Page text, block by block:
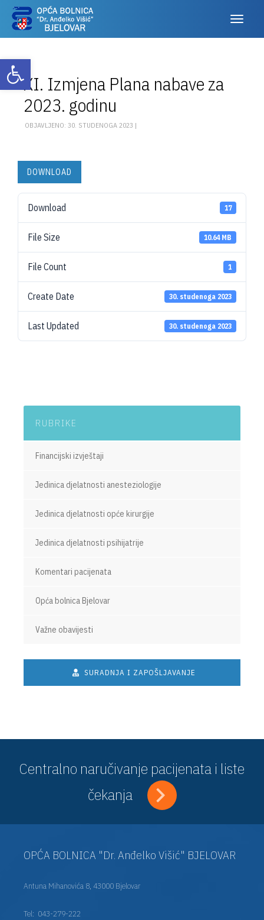
Otvori alatnu traku
XI. Izmjena Plana nabave za
2023. godinu
OBJAVLJENO: 30. STUDENOGA 2023 |
DOWNLOAD
Download 17
File Size 10.64 MB
File Count 1
Create Date 30. studenoga 2023
Last Updated 30. studenoga 2023
RUBRIKE
Financijski izvještaji
Jedinica djelatnosti anesteziologije
Jedinica djelatnosti opće kirurgije
Jedinica djelatnosti psihijatrije
Komentari pacijenata
Opća bolnica Bjelovar
Važne obavijesti
SURADNJA I ZAPOŠLJAVANJE
Centralno naručivanje pacijenata i liste
čekanja
OPĆA BOLNICA "Dr. Anđelko Višić" BJELOVAR
Antuna Mihanovića 8, 43000 Bjelovar
Tel: 043-279-222